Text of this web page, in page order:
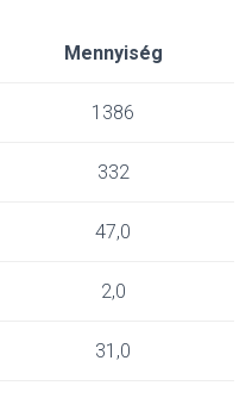
Mennyiség
1386
332
47,0
2,0
31,0